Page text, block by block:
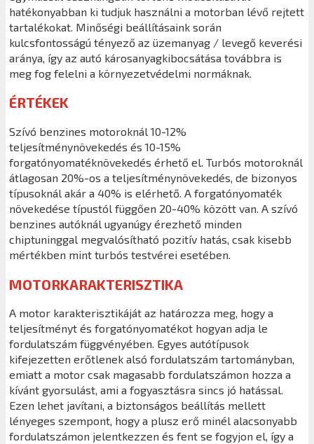
hatékonyabban ki tudjuk használni a motorban lévő rejtett
tartalékokat. Minőségi beállításaink során
kulcsfontosságú tényező az üzemanyag / levegő keverési
aránya, így az autó károsanyagkibocsátása továbbra is
meg fog felelni a környezetvédelmi normáknak.
ÉRTÉKEK
Szívó benzines motoroknál 10-12%
teljesítménynövekedés és 10-15%
forgatónyomatéknövekedés érhető el. Turbós motoroknál
átlagosan 20%-os a teljesítménynövekedés, de bizonyos
típusoknál akár a 40% is elérhető. A forgatónyomaték
növekedése típustól függően 20-40% között van. A szívó
benzines autóknál ugyanúgy érezhető minden
chiptuninggal megvalósítható pozitív hatás, csak kisebb
mértékben mint turbós testvérei esetében.
MOTORKARAKTERISZTIKA
A motor karakterisztikáját az határozza meg, hogy a
teljesítményt és forgatónyomatékot hogyan adja le
fordulatszám függvényében. Egyes autótípusok
kifejezetten erőtlenek alsó fordulatszám tartományban,
emiatt a motor csak magasabb fordulatszámon hozza a
kívánt gyorsulást, ami a fogyasztásra sincs jó hatással.
Ezen lehet javítani, a biztonságos beállítás mellett
lényeges szempont, hogy a plusz erő minél alacsonyabb
fordulatszámon jelentkezzen és fent se fogyjon el, így a